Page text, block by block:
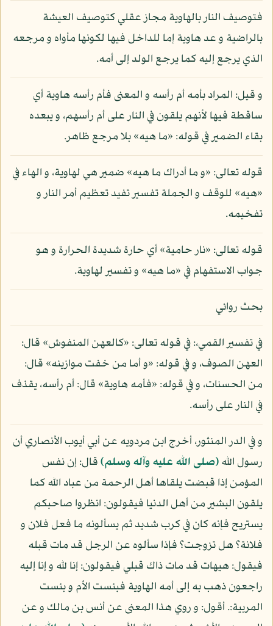
فتوصيف النار بالهاوية مجاز عقلي كتوصيف العيشة
بالراضية و عد هاوية إما للداخل فيها لكونها مأواه و مرجعه
الذي يرجع إليه كما يرجع الولد إلى أمه.
و قيل: المراد بأمه أم رأسه و المعنى فأم رأسه هاوية أي
ساقطة فيها لأنهم يلقون في النار على أم رأسهم، و يبعده
بقاء الضمير في قوله: «ما هيه» بلا مرجع ظاهر.
قوله تعالى: «و ما أدراك ما هيه» ضمير هي لهاوية، و الهاء في
«هيه» للوقف و الجملة تفسير تفيد تعظيم أمر النار و
تفخيمه.
قوله تعالى: «نار حامية» أي حارة شديدة الحرارة و هو
جواب الاستفهام في «ما هيه» و تفسير لهاوية.
بحث روائي
في تفسير القمي،: في قوله تعالى: «كالعهن المنفوش» قال:
العهن الصوف، و في قوله: «و أما من خفت موازينه» قال:
من الحسنات، و في قوله: «فأمه هاوية» قال: أم رأسه، يقذف
في النار على رأسه.
و في الدر المنثور، أخرج ابن مردويه عن أبي أيوب الأنصاري أن
رسول الله(صلى الله عليه وآله وسلم)قال: إن نفس
المؤمن إذا قبضت يلقاها أهل الرحمة من عباد الله كما
يلقون البشير من أهل الدنيا فيقولون: انظروا صاحبكم
يستريح فإنه كان في كرب شديد ثم يسألونه ما فعل فلان و
فلانة؟ هل تزوجت؟ فإذا سألوه عن الرجل قد مات قبله
فيقول: هيهات قد مات ذاك قبلي فيقولون: إنا لله و إنا إليه
راجعون ذهب به إلى أمه الهاوية فبئست الأم و بئست
المربية:. أقول: و روي هذا المعنى عن أنس بن مالك و عن